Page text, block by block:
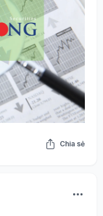
Chia sẻ